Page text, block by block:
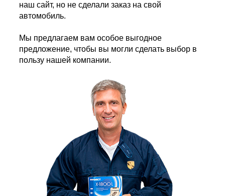
наш сайт, но не сделали заказ на свой
автомобиль.
Мы предлагаем вам особое выгодное
предложение, чтобы вы могли сделать выбор в
пользу нашей компании.